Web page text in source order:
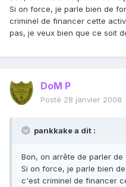
Si on force, je parle bien de
criminel de financer cette
pas, je veux bien que ce soit
DoM P
Posté 28 janvier 2008
pankkake a dit :
Bon, on arrête de parler
Si on force, je parle bien
c'est criminel de financer